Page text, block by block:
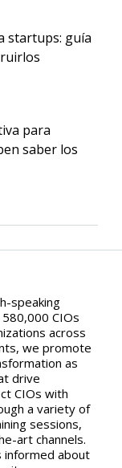
startups: guía
para
saber los
speaking
CIOs
across
we promote
as
drive
CIOs with
a variety of
sessions,
art channels.
about